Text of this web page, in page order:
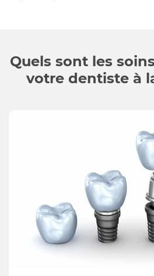
Quels sont les
votre dentiste à